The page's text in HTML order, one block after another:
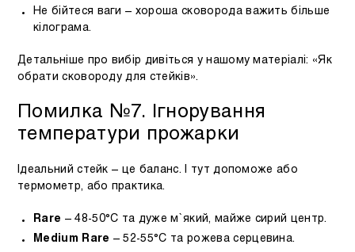
Не бійтеся ваги – хороша сковорода важить більше
кілограма.
Детальніше про вибір дивіться у нашому матеріалі: «Як
обрати сковороду для стейків».
Помилка №7. Ігнорування
температури прожарки
Ідеальний стейк – це баланс. І тут допоможе або
термометр, або практика.
Rare – 48-50°C та дуже м`який, майже сирий центр.
Medium Rare – 52-55°C та рожева серцевина.